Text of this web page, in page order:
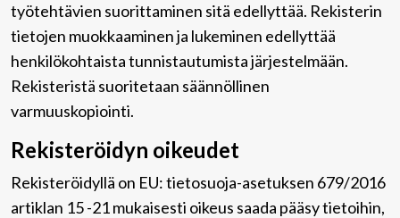
työtehtävien suorittaminen sitä edellyttää. Rekisterin
tietojen muokkaaminen ja lukeminen edellyttää
henkilökohtaista tunnistautumista järjestelmään.
Rekisteristä suoritetaan säännöllinen
varmuuskopiointi.
Rekisteröidyn oikeudet
Rekisteröidyllä on EU: tietosuoja-asetuksen 679/2016
artiklan 15 -21 mukaisesti oikeus saada pääsy tietoihin,